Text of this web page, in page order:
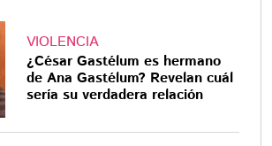
VIOLENCIA
¿César Gastélum es hermano
de Ana Gastélum? Revelan cuál
sería su verdadera relación